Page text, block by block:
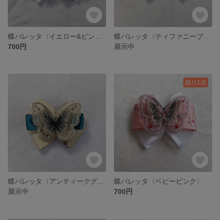
700円
展示中
展示中
残り1点
蝶バレッタ〈ベビーピンク〉
700円